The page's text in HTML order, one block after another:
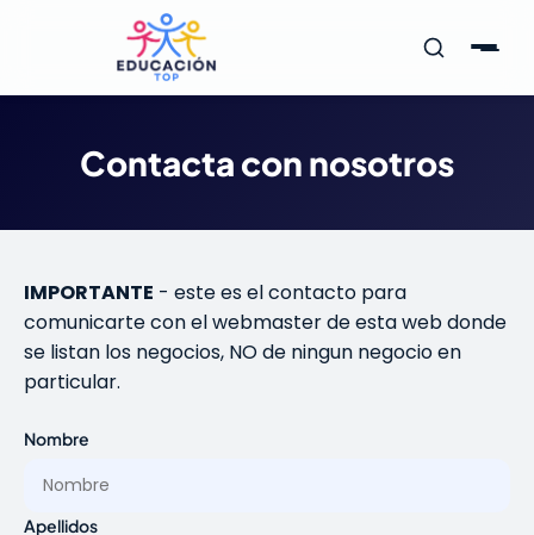
Contacta con nosotros
IMPORTANTE - este es el contacto para
comunicarte con el webmaster de esta web donde
se listan los negocios, NO de ningun negocio en
particular.
Nombre
Apellidos